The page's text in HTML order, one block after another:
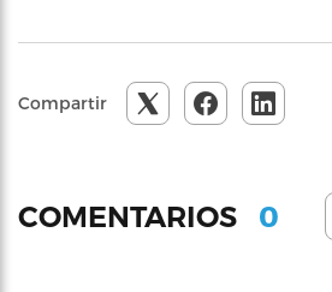
Compartir
COMENTARIOS 0